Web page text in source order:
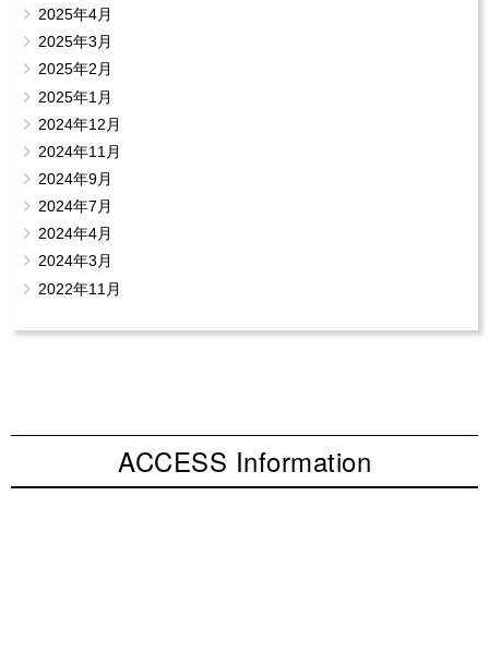
2025年4月
2025年3月
2025年2月
2025年1月
2024年12月
2024年11月
2024年9月
2024年7月
2024年4月
2024年3月
2022年11月
ACCESS Information